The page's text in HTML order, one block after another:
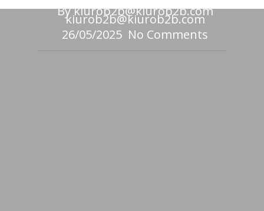
Bykiurob2b@kiurob2b.com
kiurob2b@kiurob2b.com
26/05/2025 No Comments